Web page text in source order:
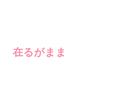
在るがまま